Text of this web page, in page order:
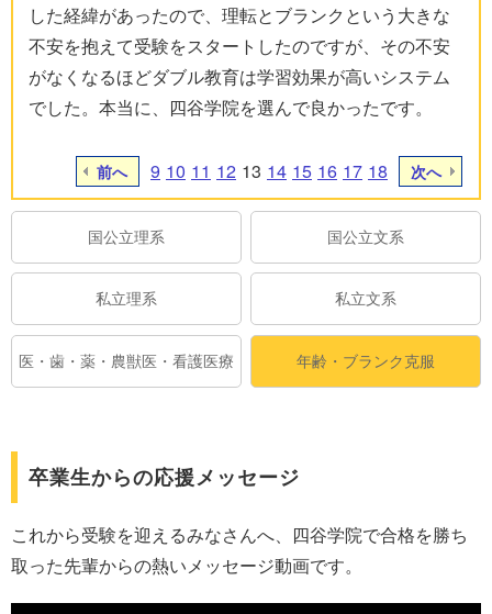
した経緯があったので、理転とブランクという大きな
不安を抱えて受験をスタートしたのですが、その不安
がなくなるほどダブル教育は学習効果が高いシステム
でした。本当に、四谷学院を選んで良かったです。
前へ 9 10 11 12 13 14 15 16 17 18 次へ
国公立理系 国公立文系
私立理系 私立文系
医・歯・薬・農獣医・看護医療 年齢・ブランク克服
卒業生からの応援メッセージ
これから受験を迎えるみなさんへ、四谷学院で合格を勝ち
取った先輩からの熱いメッセージ動画です。